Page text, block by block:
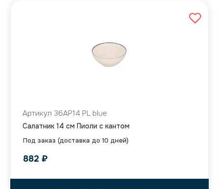
Под заказ (доставка до 10 дней)
Артикул 36AP14 PL blue
Салатник 14 см Пиоли с кантом
882 ₽